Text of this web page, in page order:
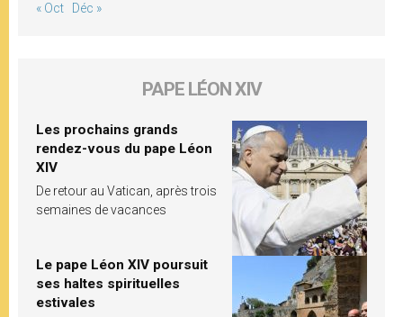
« Oct Déc »
PAPE LÉON XIV
Les prochains grands
rendez-vous du pape Léon
XIV
De retour au Vatican, après trois
semaines de vacances
Le pape Léon XIV poursuit
ses haltes spirituelles
estivales